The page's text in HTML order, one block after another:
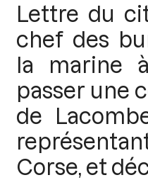
Lettre du
chef des
la marine
passer une
de
Corse, et